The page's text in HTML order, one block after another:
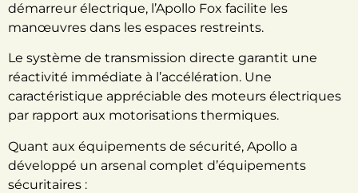
démarreur électrique, l’Apollo Fox facilite les
manœuvres dans les espaces restreints.
Le système de transmission directe garantit une
réactivité immédiate à l’accélération. Une
caractéristique appréciable des moteurs électriques
par rapport aux motorisations thermiques.
Quant aux équipements de sécurité, Apollo a
développé un arsenal complet d’équipements
sécuritaires :